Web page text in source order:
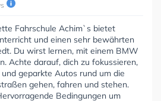
Fahrschule Achim`s bietet
und einen sehr bewährten
Du wirst lernen, mit einem BMW
Achte darauf, dich zu fokussieren,
geparkte Autos rund um die
gehen, fahren und stehen.
Bedingungen um